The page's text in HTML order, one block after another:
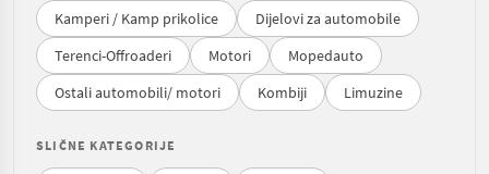
Kamperi / Kamp prikolice
Dijelovi za automobile
Terenci-Offroaderi
Motori
Mopedauto
Ostali automobili/ motori
Kombiji Limuzine
SLIČNE KATEGORIJE